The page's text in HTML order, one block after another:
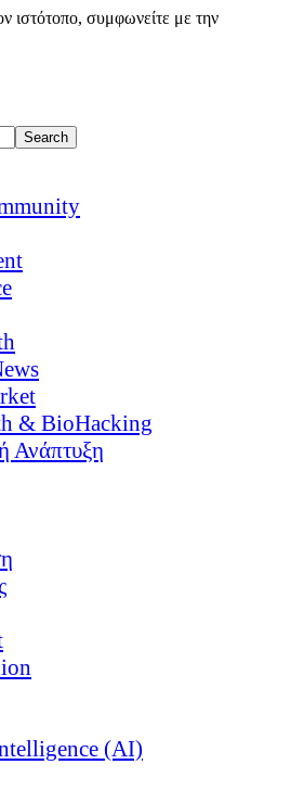
ιστότοπο, συμφωνείτε με την
& BioHacking
Ανάπτυξη
(AI)